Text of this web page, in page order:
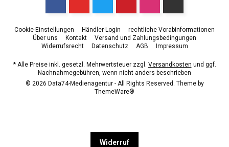
Cookie-Einstellungen Händler-Login
rechtliche Vorabinformationen
Über uns
Kontakt
Versand und Zahlungsbedingungen
Widerrufsrecht
Datenschutz AGB Impressum
* Alle Preise inkl. gesetzl. Mehrwertsteuer zzgl. Versandkosten und ggf.
Nachnahmegebühren, wenn nicht anders beschrieben
© 2026 Data74-Medienagentur - All Rights Reserved. Theme by
ThemeWare®
Widerruf